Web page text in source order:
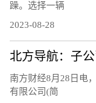
躁。选择一辆
2023-08-28
南方财经8月28日电
有限公司(简